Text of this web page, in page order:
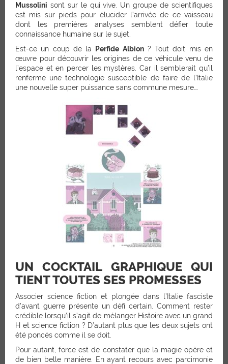
Mussolini sont sur le qui vive. Un groupe de scientifiques
est mis sur pieds pour élucider l’arrivée de ce vaisseau
dont les premières analyses semblent défier toute
connaissance humaine sur le sujet.
Est-ce un coup de la
Perfide Albion? Tout doit mis en
œuvre pour découvrir les origines de ce véhicule venu de
l’espace et en percer les mystères. Car il semblerait qu’il
renferme une technologie susceptible de faire de l’Italie
une nouvelle super puissance sans commune mesure….
UN COCKTAIL GRAPHIQUE QUI
TIENT TOUTES SES PROMESSES
Associer science fiction et plongée dans l’Italie fasciste
d’avant guerre présente un défi certain. Comment rester
crédible lorsqu’il s’agit de mélanger Histoire avec un grand
H et science fiction ? D’autant plus que les deux sujets ont
été poncés comme il se doit.
Pour autant, force est de constater que la magie opère et
de bien belle manière. En ayant recours avec parcimonie